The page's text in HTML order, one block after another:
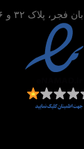
پلاک ۳۲ و ۳۶